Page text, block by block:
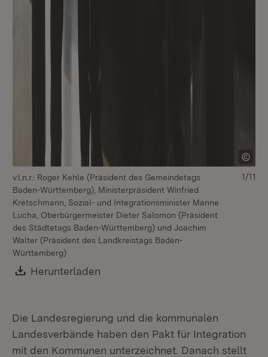
v.l.n.r.: Roger Kehle (Präsident des Gemeindetags
Baden-Württemberg), Ministerpräsident Winfried
Kretschmann, Sozial- und Integrationsminister Manne
Lucha, Oberbürgermeister Dieter Salomon (Präsident
des Städtetags Baden-Württemberg) und Joachim
Walter (Präsident des Landkreistags Baden-
Württemberg)
Download:
Herunterladen
1/11
Die Landesregierung und die kommunalen
Landesverbände haben den Pakt für Integration
mit den Kommunen unterzeichnet. Danach stellt